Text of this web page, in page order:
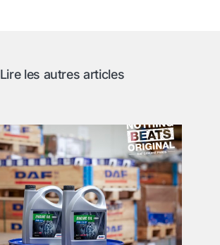
Lire les autres articles